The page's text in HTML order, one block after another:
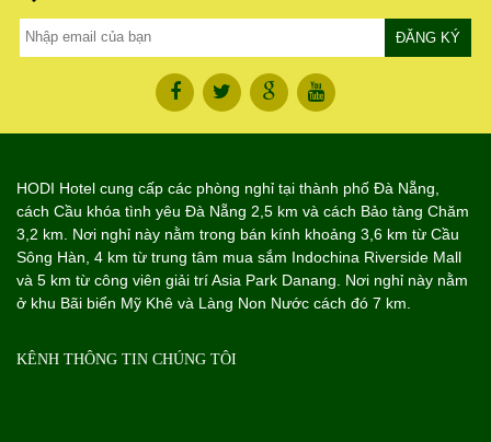
HODI Hotel cung cấp các phòng nghỉ tại thành phố Đà Nẵng,
cách Cầu khóa tình yêu Đà Nẵng 2,5 km và cách Bảo tàng Chăm
3,2 km. Nơi nghỉ này nằm trong bán kính khoảng 3,6 km từ Cầu
Sông Hàn, 4 km từ trung tâm mua sắm Indochina Riverside Mall
và 5 km từ công viên giải trí Asia Park Danang. Nơi nghỉ này nằm
ở khu Bãi biển Mỹ Khê và Làng Non Nước cách đó 7 km.
KÊNH THÔNG TIN CHÚNG TÔI